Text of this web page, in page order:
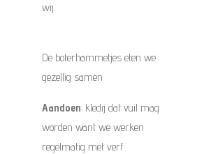
wij.
De boterhammetjes eten we
gezellig samen
Aandoen: kledij dat vuil mag
worden want we werken
regelmatig met verf